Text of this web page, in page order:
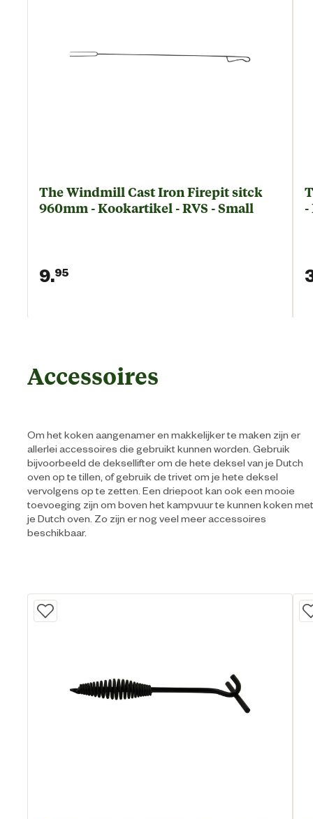
The Windmill Cast Iron Firepit sitck
960mm - Kookartikel - RVS - Small
9.95
-
Accessoires
Om het koken aangenamer en makkelijker te maken zijn er
allerlei accessoires die gebruikt kunnen worden. Gebruik
bijvoorbeeld de deksellifter om de hete deksel van je Dutch
oven op te tillen, of gebruik de trivet om je hete deksel
vervolgens op te zetten. Een driepoot kan ook een mooie
toevoeging zijn om boven het kampvuur te kunnen koken met
je Dutch oven. Zo zijn er nog veel meer accessoires
beschikbaar.